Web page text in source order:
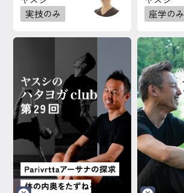
実技のみ
座学のみ